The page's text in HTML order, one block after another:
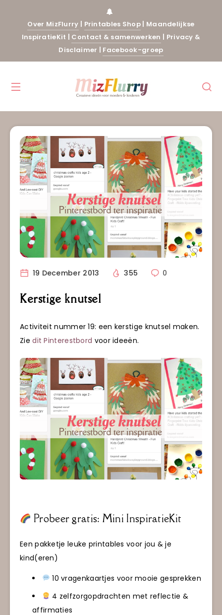
Over MizFlurry | Printables Shop | Maandelijkse
InspiratieKit | Contact & samenwerken | Privacy &
Disclaimer | Facebook-groep
19 December 2013 355 0
Kerstige knutsel
Activiteit nummer 19: een kerstige knutsel maken.
Ziedit Pinterestbord voor ideeën.
Probeer gratis: Mini InspiratieKit
Een pakketje leuke printables voor jou & je
kind(eren)
10 vragenkaartjes voor mooie gesprekken
4 zelfzorgopdrachten met reflectie &
affirmaties